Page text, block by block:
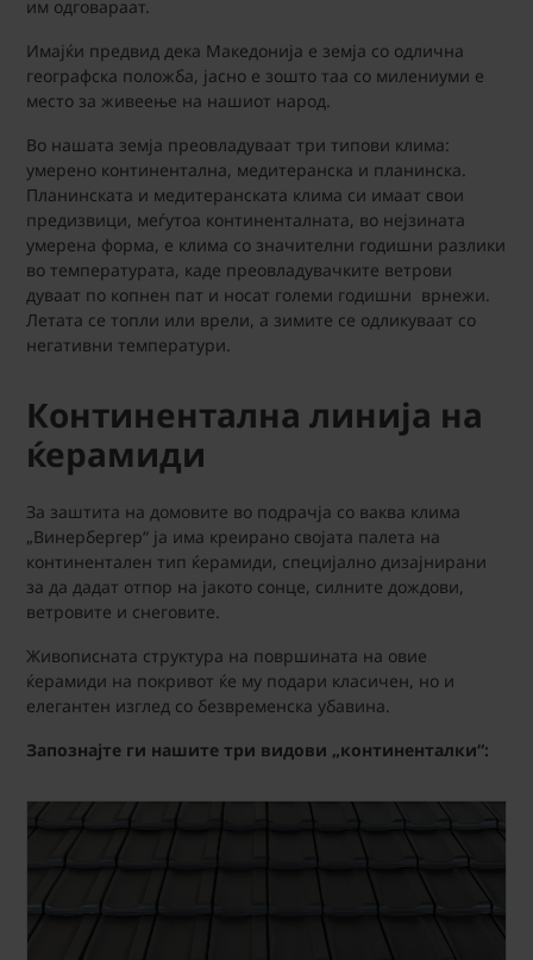
им одговараат.
Имајќи предвид дека Македонија е земја со одлична
географска положба, јасно е зошто таа со милениуми е
место за живеење на нашиот народ.
Во нашата земја преовладуваат три типови клима:
умерено континентална, медитеранска и планинска.
Планинската и медитеранската клима си имаат свои
предизвици, меѓутоа континенталната, во нејзината
умерена форма, е клима со значителни годишни разлики
во температурата, каде преовладувачките ветрови
дуваат по копнен пат и носат големи годишни врнежи.
Летата се топли или врели, а зимите се одликуваат со
негативни температури.
Континентална линија на
ќерамиди
За заштита на домовите во подрачја со ваква клима
„Винербергер“ ја има креирано својата палета на
континентален тип ќерамиди, специјално дизајнирани
за да дадат отпор на јакото сонце, силните дождови,
ветровите и снеговите.
Живописната структура на површината на овие
ќерамиди на покривот ќе му подари класичен, но и
елегантен изглед со безвременска убавина.
Запознајте ги нашите три видови „континенталки“: